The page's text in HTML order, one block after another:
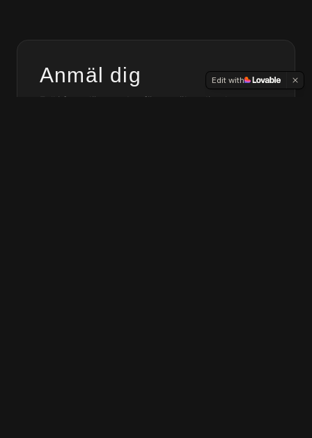
Anmäl dig
Fyll i formuläret nedan för att säkra din plats.
Edit with